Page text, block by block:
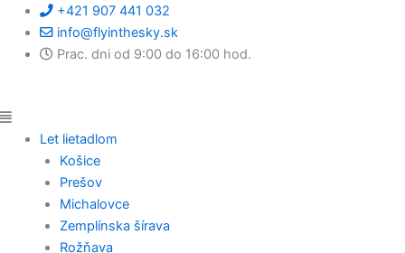
Preskočiť
obsah
+421 907 441 032
info@flyinthesky.sk
Prac. dni od 9:00 do 16:00 hod.
Main
Menu
Let lietadlom
Košice
Prešov
Michalovce
Zemplínska šírava
Rožňava
Main
Menu
Main
Menu